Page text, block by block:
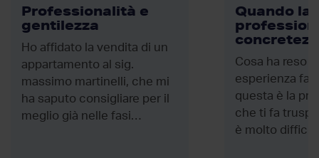
Professionalità e
gentilezza
Ho affidato la vendita di un
appartamento al sig.
massimo martinelli, che mi
ha saputo consigliare per il
meglio già nelle fasi
Quando la
Cosa ha reso
esperienza
questa è la
che ti fa
è molto